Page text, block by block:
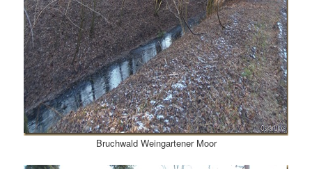
Bruchwald Weingartener Moor